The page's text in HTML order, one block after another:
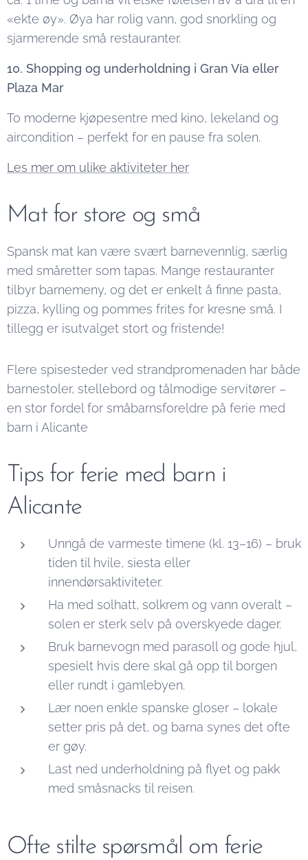
«ekte øy». Øya har rolig vann, god snorkling og
sjarmerende små restauranter.
10. Shopping og underholdning i Gran Vía eller
Plaza Mar
To moderne kjøpesentre med kino, lekeland og
aircondition – perfekt for en pause fra solen.
Les mer om ulike aktiviteter her
Mat for store og små
Spansk mat kan være svært barnevennlig, særlig
med småretter som tapas. Mange restauranter
tilbyr barnemeny, og det er enkelt å finne pasta,
pizza, kylling og pommes frites for kresne små. I
tillegg er isutvalget stort og fristende!
Flere spisesteder ved strandpromenaden har både
barnestoler, stellebord og tålmodige servitører –
en stor fordel for småbarnsforeldre på ferie med
barn i Alicante
Tips for ferie med barn i
Alicante
Unngå de varmeste timene (kl. 13–16) – bruk
tiden til hvile, siesta eller
innendørsaktiviteter.
Ha med solhatt, solkrem og vann overalt –
solen er sterk selv på overskyede dager.
Bruk barnevogn med parasoll og gode hjul,
spesielt hvis dere skal gå opp til borgen
eller rundt i gamlebyen.
Lær noen enkle spanske gloser – lokale
setter pris på det, og barna synes det ofte
er gøy.
Last ned underholdning på flyet og pakk
med småsnacks til reisen.
Ofte stilte spørsmål om ferie